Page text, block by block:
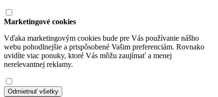
Marketingové cookies
Vďaka marketingovým cookies bude pre Vás používanie nášho
webu pohodlnejšie a prispôsobené Vašim preferenciám. Rovnako
uvidíte viac ponuky, ktoré Vás môžu zaujímať a menej
nerelevantnej reklamy.
Odmietnuť všetky